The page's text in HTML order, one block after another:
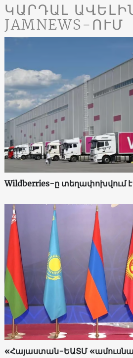
ԿԱՐԴԱԼ
JAMNEWS-ՈՒՄ
Wildberries-ը տեղափոխվում
«Հայաստան-ԵԱՏՄ